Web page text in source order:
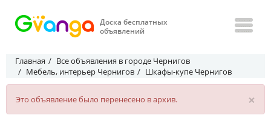
Доска бесплатных
объявлений
Главная
Все объявления в городе Чернигов
Мебель, интерьер Чернигов
Шкафы-купе Чернигов
×
Это объявление было перенесено в архив.